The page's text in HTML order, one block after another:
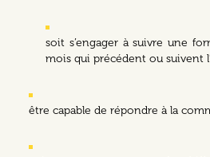
soit s’engager à suivre une
mois qui précédent ou suivent
être capable de répondre à la